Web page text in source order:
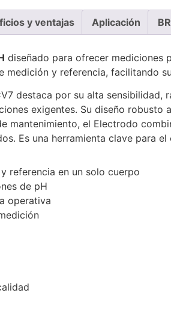
y ventajas Aplicación
diseñado para ofrecer mediciones
medición y referencia, facilitando
destaca por su alta
exigentes. Su diseño
mantenimiento, el Electrodo
Es una herramienta clave para
referencia en un solo cuerpo
de pH
operativa